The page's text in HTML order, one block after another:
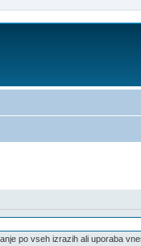
po vseh izrazih ali uporaba